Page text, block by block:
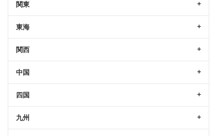
関東
東海
関西
中国
四国
九州